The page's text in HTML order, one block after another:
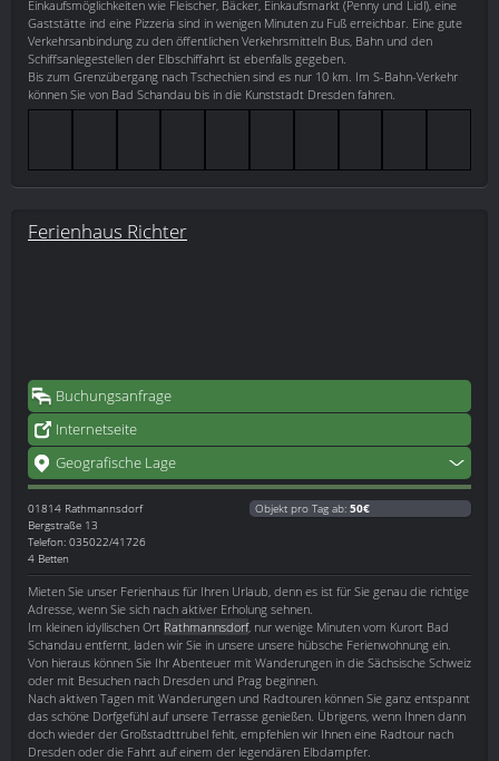
Einkaufsmöglichkeiten wie Fleischer, Bäcker, Einkaufsmarkt (Penny und Lidl), eine
Gaststätte ind eine Pizzeria sind in wenigen Minuten zu Fuß erreichbar. Eine gute
Verkehrsanbindung zu den öffentlichen Verkehrsmitteln Bus, Bahn und den
Schiffsanlegestellen der Elbschiffahrt ist ebenfalls gegeben.
Bis zum Grenzübergang nach Tschechien sind es nur 10 km. Im S-Bahn-Verkehr
können Sie von Bad Schandau bis in die Kunststadt Dresden fahren.
Ferienhaus Richter
Buchungsanfrage
Internetseite
Geografische Lage
01814 Rathmannsdorf
Bergstraße 13
Telefon: 035022/41726
4 Betten
Objekt pro Tag ab: 50€
Mieten Sie unser Ferienhaus für Ihren Urlaub, denn es ist für Sie genau die richtige
Adresse, wenn Sie sich nach aktiver Erholung sehnen.
Im kleinen idyllischen Ort Rathmannsdorf, nur wenige Minuten vom Kurort Bad
Schandau entfernt, laden wir Sie in unsere unsere hübsche Ferienwohnung ein.
Von hieraus können Sie Ihr Abenteuer mit Wanderungen in die Sächsische Schweiz
oder mit Besuchen nach Dresden und Prag beginnen.
Nach aktiven Tagen mit Wanderungen und Radtouren können Sie ganz entspannt
das schöne Dorfgefühl auf unsere Terrasse genießen. Übrigens, wenn Ihnen dann
doch wieder der Großstadttrubel fehlt, empfehlen wir Ihnen eine Radtour nach
Dresden oder die Fahrt auf einem der legendären Elbdampfer.